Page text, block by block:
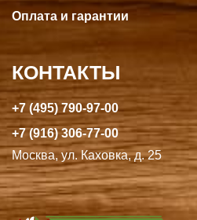
Оплата и гарантии
КОНТАКТЫ
+7 (495) 790-97-00
+7 (916) 306-77-00
Москва, ул. Каховка, д. 25